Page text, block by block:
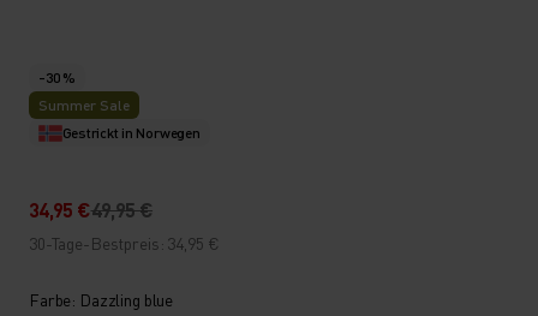
-30 %
Summer Sale
Gestrickt in Norwegen
34,95 €49,95 €
30-Tage-Bestpreis: 34,95 €
Farbe: Dazzling blue